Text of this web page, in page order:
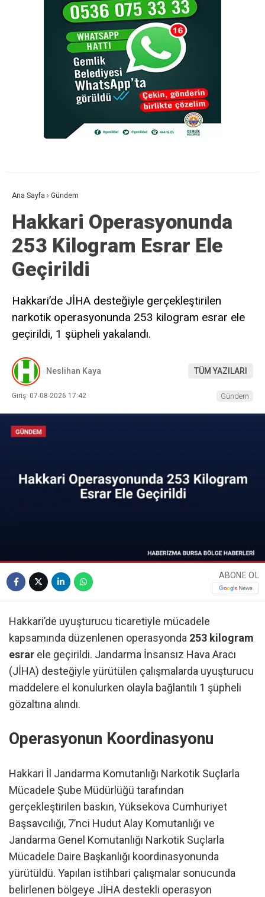
Ana Sayfa › Gündem
Hakkari Operasyonunda
253 Kilogram Esrar Ele
Geçirildi
Hakkari’de JİHA desteğiyle gerçekleştirilen
narkotik operasyonunda 253 kilogram esrar ele
geçirildi, 1 şüpheli yakalandı.
Neslihan Kaya TÜM YAZILARI
Giriş: 07-08-2026 17:42 Gündem
ABONE OL
Hakkari’de uyuşturucu ticaretiyle mücadele
kapsamında düzenlenen operasyonda 253 kilogram
esrar ele geçirildi. Jandarma İnsansız Hava Aracı
(JİHA) desteğiyle yürütülen çalışmalarda uyuşturucu
maddelere el konulurken olayla bağlantılı 1 şüpheli
gözaltına alındı.
Operasyonun Koordinasyonu
Hakkari İl Jandarma Komutanlığı Narkotik Suçlarla
Mücadele Şube Müdürlüğü tarafından
gerçekleştirilen baskın, Yüksekova Cumhuriyet
Başsavcılığı, 7’nci Hudut Alay Komutanlığı ve
Jandarma Genel Komutanlığı Narkotik Suçlarla
Mücadele Daire Başkanlığı koordinasyonunda
yürütüldü. Yapılan istihbari çalışmalar sonucunda
belirlenen bölgeye JİHA destekli operasyon